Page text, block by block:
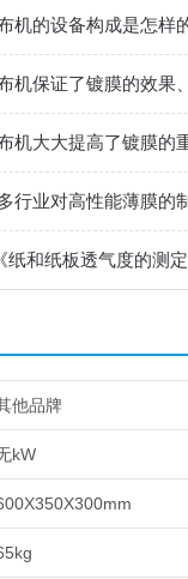
机的设备构成是怎样
机保证了镀膜的效果
机大大提高了镀膜的
行业对高性能薄膜的
他品牌
kW